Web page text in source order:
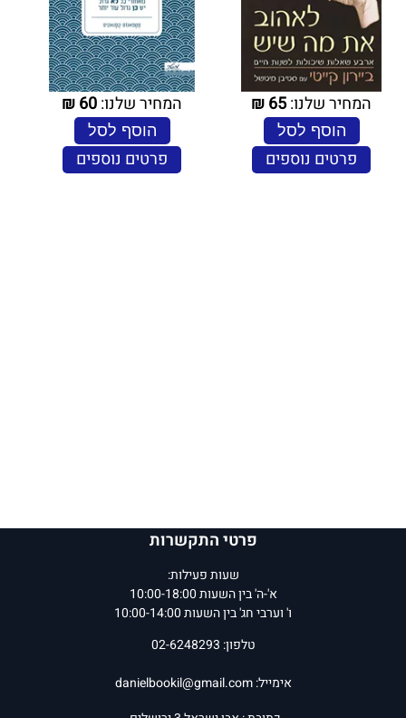
המחיר שלנו:65
₪
הוסף לסל
פרטים נוספים
המחיר שלנו:60
₪
הוסף לסל
פרטים נוספים
פרטי התקשרות
שעות פעילות:
א'-ה' בין השעות 10:00-18:00
ו' וערבי חג' בין השעות 10:00-14:00
טלפון: 02-6248293
אימייל:danielbookil@gmail.com